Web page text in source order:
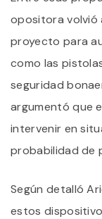
opositora volvió
proyecto para
como las
seguridad
argumentó que
intervenir en
probabilidad de
Según detalló
estos